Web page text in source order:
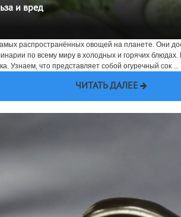
и вред
распространённых овощей на планете. Они
по всему миру в холодных и горячих
Узнаем, что представляет собой огуречный сок ...
ЧИТАТЬ ДАЛЕЕ